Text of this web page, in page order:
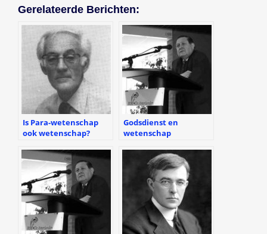
Gerelateerde Berichten:
Is Para-wetenschap
ook wetenschap?
Godsdienst en
wetenschap